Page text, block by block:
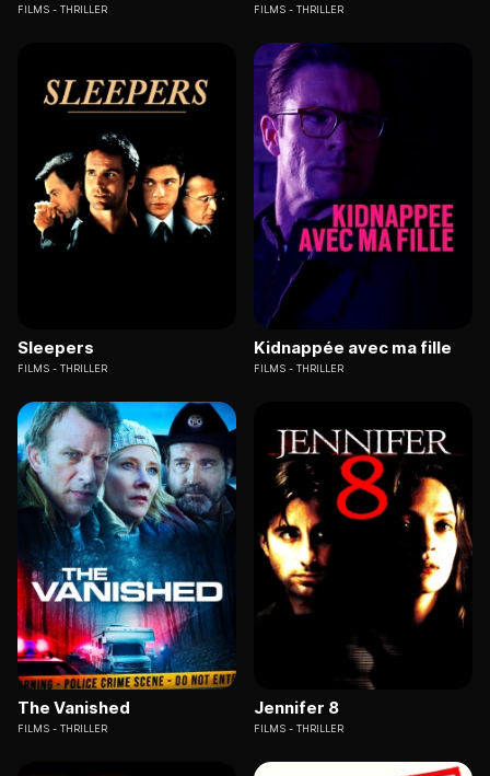
FILMS THRILLER FILMS THRILLER
Sleepers
FILMS THRILLER
Kidnappée avec ma fille
FILMS THRILLER
The Vanished
FILMS THRILLER
Jennifer 8
FILMS THRILLER